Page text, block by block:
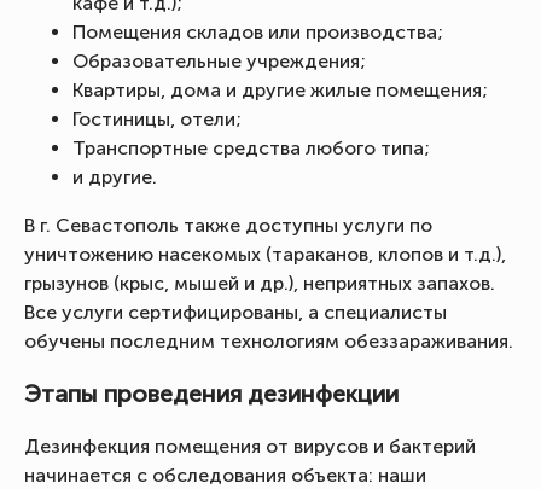
Помещения складов или производства;
Образовательные учреждения;
Квартиры, дома и другие жилые помещения;
Гостиницы, отели;
Транспортные средства любого типа;
и другие.
В г. Севастополь также доступны услуги по
уничтожению насекомых (тараканов, клопов и т.д.),
грызунов (крыс, мышей и др.), неприятных запахов.
Все услуги сертифицированы, а специалисты
обучены последним технологиям обеззараживания.
Этапы проведения дезинфекции
Дезинфекция помещения от вирусов и бактерий
начинается с обследования объекта: наши